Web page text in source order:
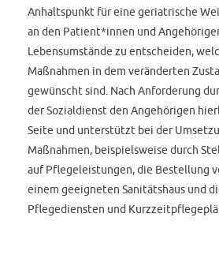
Anhaltspunkt für eine geriatrische
an den Patient*innen und
Lebensumstände zu entscheiden,
Maßnahmen in dem veränderten
gewünscht sind. Nach Anforderung
der Sozialdienst den Angehörigen
Seite und unterstützt bei der
Maßnahmen, beispielsweise durch
auf Pflegeleistungen, die Bestellung
einem geeigneten Sanitätshaus und
Pflegediensten und